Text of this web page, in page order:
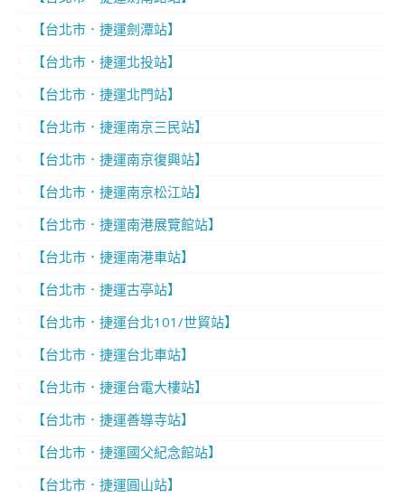
【台北市．捷運劍潭站】
【台北市．捷運北投站】
【台北市．捷運北門站】
【台北市．捷運南京三民站】
【台北市．捷運南京復興站】
【台北市．捷運南京松江站】
【台北市．捷運南港展覽館站】
【台北市．捷運南港車站】
【台北市．捷運古亭站】
【台北市．捷運台北101/世貿站】
【台北市．捷運台北車站】
【台北市．捷運台電大樓站】
【台北市．捷運善導寺站】
【台北市．捷運國父紀念館站】
【台北市．捷運圓山站】